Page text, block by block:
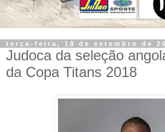
terça-feira, 18 de setembro de
Judoca da seleção
da Copa Titans 2018